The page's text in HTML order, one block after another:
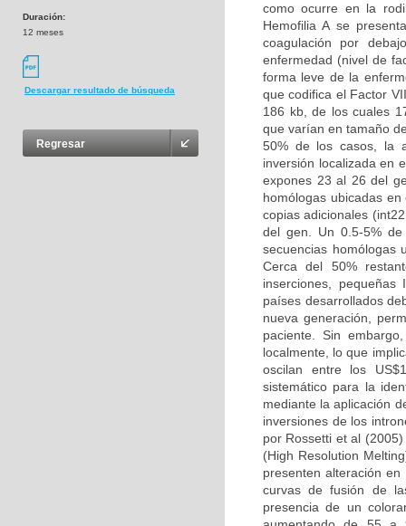
Duración:
12 meses
Descargar resultado de búsqueda
Regresar
como ocurre en la
Hemofilia A se
coagulación por
enfermedad (nivel de
forma leve de la
que codifica el Factor
186 kb, de los cuales
que varían en tamaño
50% de los casos, la
inversión localizada en
expones 23 al 26 del
homólogas ubicadas
copias adicionales
del gen. Un 0.5-5%
secuencias homólogas
Cerca del 50%
inserciones,
países desarrollados
nueva generación,
paciente. Sin
localmente, lo que
oscilan entre los
sistemático para la
mediante la aplicación
inversiones de los
por Rossetti et al
(High Resolution
presenten alteración
curvas de fusión de
presencia de un